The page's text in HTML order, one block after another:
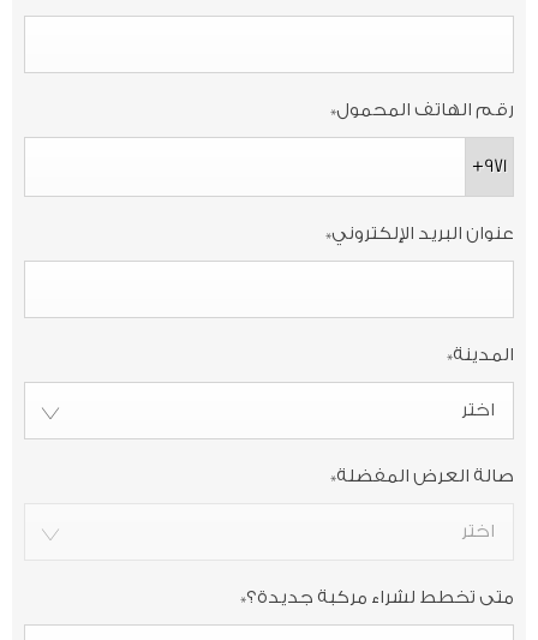
رقم الهاتف المحمول*
+971
عنوان البريد الإلكتروني*
المدينة*
اختر
صالة العرض المفضلة*
اختر
متى تخطط لشراء مركبة جديدة؟*